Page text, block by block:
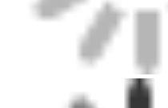
Máquina de soldadura